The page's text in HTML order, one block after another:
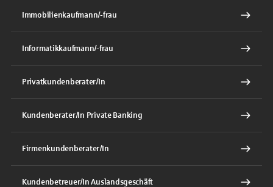
Immobilienkaufmann/-frau
Informatikkaufmann/-frau
Privatkundenberater/In
Kundenberater/In Private Banking
Firmenkundenberater/In
Kundenbetreuer/In Auslandsgeschäft